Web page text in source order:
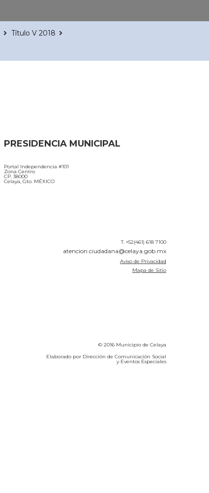
Título V 2018
PRESIDENCIA MUNICIPAL
Portal Independencia #101
Zona Centro
CP. 38000
Celaya, Gto. MÉXICO
T. +52(461) 618 7100
atencion.ciudadana@celaya.gob.mx
Aviso de Privacidad
Mapa de Sitio
© 2016 Municipio de Celaya
Elaborado por Dirección de Comunicación Social
y Eventos Especiales